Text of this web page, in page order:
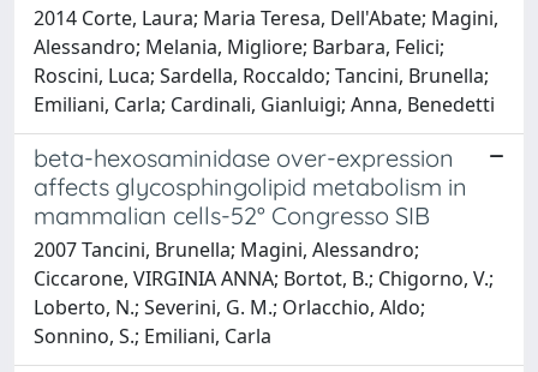
2014 Corte, Laura; Maria Teresa, Dell'Abate; Magini,
Alessandro; Melania, Migliore; Barbara, Felici;
Roscini, Luca; Sardella, Roccaldo; Tancini, Brunella;
Emiliani, Carla; Cardinali, Gianluigi; Anna, Benedetti
beta-hexosaminidase over-expression
affects glycosphingolipid metabolism in
mammalian cells-52° Congresso SIB
2007 Tancini, Brunella; Magini, Alessandro;
Ciccarone, VIRGINIA ANNA; Bortot, B.; Chigorno, V.;
Loberto, N.; Severini, G. M.; Orlacchio, Aldo;
Sonnino, S.; Emiliani, Carla